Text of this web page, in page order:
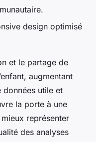
design optimisé
et le partage de
augmentant
utile et
la porte à une
représenter
des analyses